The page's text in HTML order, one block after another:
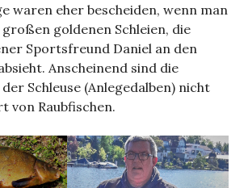
waren eher bescheiden, wenn man
goldenen Schleien, die
Sportsfreund Daniel an den
Anscheinend sind die
Schleuse (Anlegedalben) nicht
von Raubfischen.